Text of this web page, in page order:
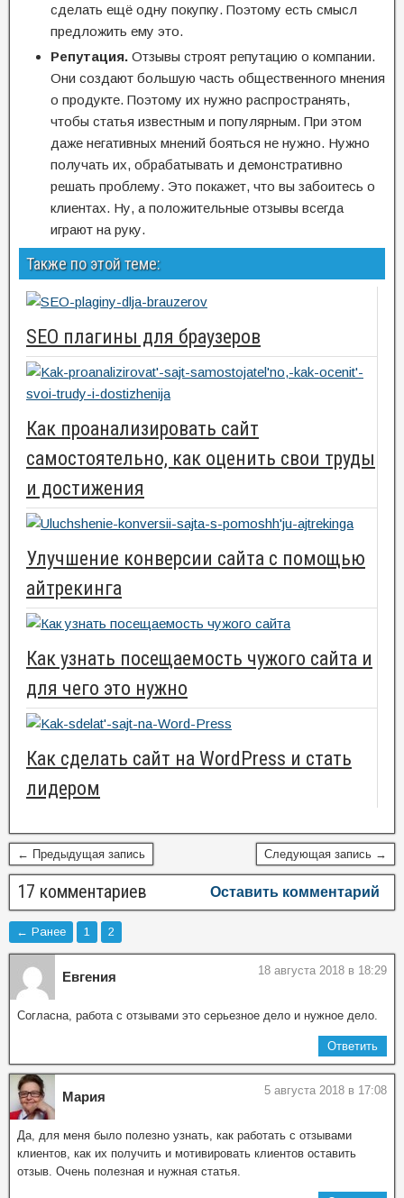
сделать ещё одну покупку. Поэтому есть смысл
предложить ему это.
Репутация. Отзывы строят репутацию о компании.
Они создают большую часть общественного мнения
о продукте. Поэтому их нужно распространять,
чтобы статья известным и популярным. При этом
даже негативных мнений бояться не нужно. Нужно
получать их, обрабатывать и демонстративно
решать проблему. Это покажет, что вы забоитесь о
клиентах. Ну, а положительные отзывы всегда
играют на руку.
Также по этой теме:
SEO плагины для браузеров
Как проанализировать сайт
самостоятельно, как оценить свои труды
и достижения
Улучшение конверсии сайта с помощью
айтрекинга
Как узнать посещаемость чужого сайта и
для чего это нужно
Как сделать сайт на WordPress и стать
лидером
← Предыдущая запись Следующая запись →
17 комментариев Оставить комментарий
← Ранее 1 2
Евгения 18 августа 2018 в 18:29
Согласна, работа с отзывами это серьезное дело и нужное дело.
Ответить
Мария 5 августа 2018 в 17:08
Да, для меня было полезно узнать, как работать с отзывами
клиентов, как их получить и мотивировать клиентов оставить
отзыв. Очень полезная и нужная статья.